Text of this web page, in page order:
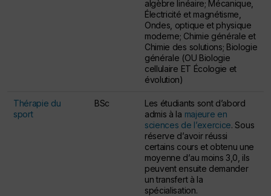
algèbre linéaire; Mécanique,
Électricité et magnétisme,
Ondes, optique et physique
moderne; Chimie générale et
Chimie des solutions; Biologie
générale (OU Biologie
cellulaire ET Écologie et
évolution)
Thérapie du
sport
BSc
Les étudiants sont d’abord
admis à la majeure en
sciences de l’exercice. Sous
réserve d’avoir réussi
certains cours et obtenu une
moyenne d’au moins 3,0, ils
peuvent ensuite demander
un transfert à la
spécialisation.